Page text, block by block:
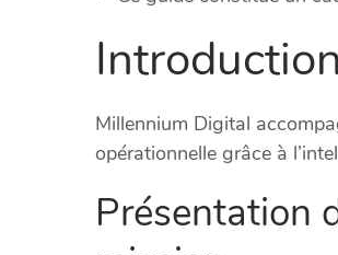
Introduction
Millennium Digital
opérationnelle grâce à
Présentation